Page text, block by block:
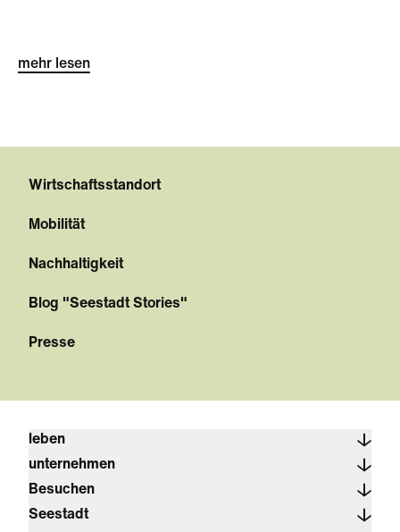
mehr lesen
Wirtschaftsstandort
Mobilität
Nachhaltigkeit
Blog "Seestadt Stories"
Presse
leben
unternehmen
Besuchen
Seestadt